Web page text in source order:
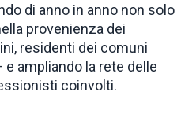
di anno in anno non solo
provenienza dei
residenti dei comuni
ampliando la rete delle
coinvolti.